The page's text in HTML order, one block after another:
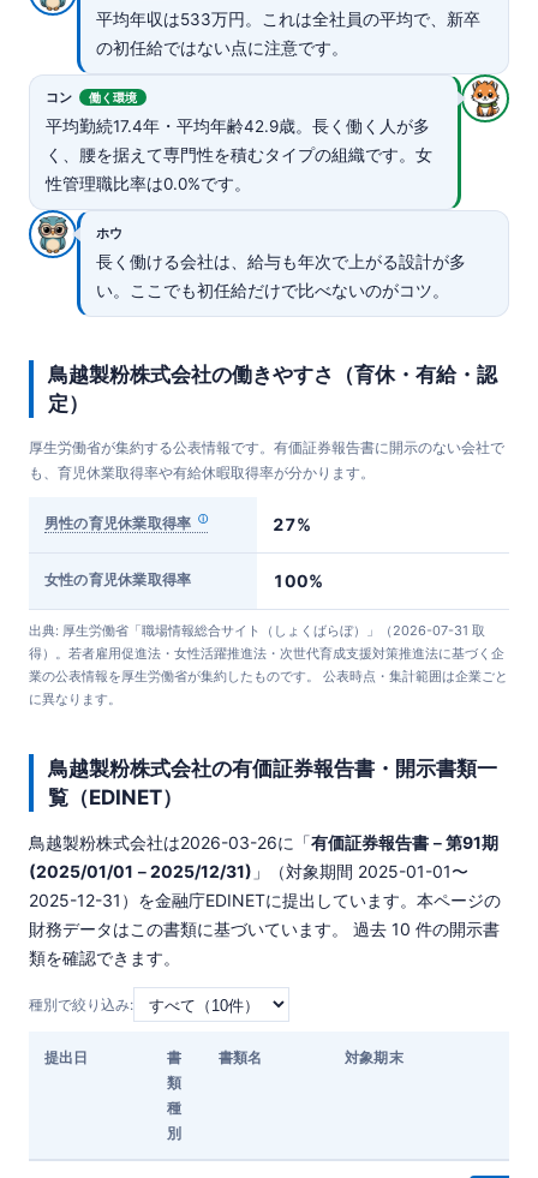
平均年収は533万円。これは全社員の平均で、新卒
の初任給ではない点に注意です。
コン 働く環境
平均勤続17.4年・平均年齢42.9歳。長く働く人が多
く、腰を据えて専門性を積むタイプの組織です。女
性管理職比率は0.0%です。
ホウ
長く働ける会社は、給与も年次で上がる設計が多
い。ここでも初任給だけで比べないのがコツ。
鳥越製粉株式会社の働きやすさ（育休・有給・認
定）
厚生労働省が集約する公表情報です。有価証券報告書に開示のない会社で
も、育児休業取得率や有給休暇取得率が分かります。
男性の育児休業取得率 27%
女性の育児休業取得率 100%
出典: 厚生労働省「職場情報総合サイト（しょくばらぼ）」（2026-07-31 取
得）。若者雇用促進法・女性活躍推進法・次世代育成支援対策推進法に基づく企
業の公表情報を厚生労働省が集約したものです。 公表時点・集計範囲は企業ごと
に異なります。
鳥越製粉株式会社の有価証券報告書・開示書類一
覧（EDINET）
鳥越製粉株式会社は2026-03-26に「有価証券報告書－第91期
(2025/01/01－2025/12/31) 」（対象期間 2025-01-01〜
2025-12-31）を金融庁EDINETに提出しています。本ページの
財務データはこの書類に基づいています。 過去 10 件の開示書
類を確認できます。
種別で絞り込み:
提出日
書
類
種
別
書類名 対象期末